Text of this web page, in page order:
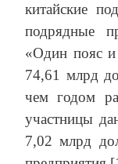
китайские
подрядные
«Один пояс
74,61 млрд
чем годом
участницы
7,02 млрд